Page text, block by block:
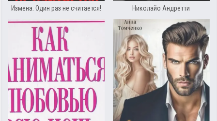
Измена. Один раз не считается! Николайо Андретти